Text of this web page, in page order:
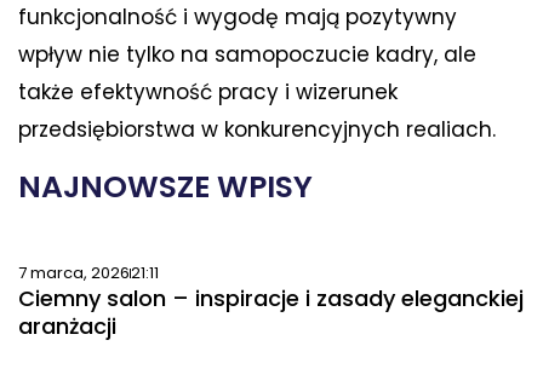
funkcjonalność i wygodę mają pozytywny
wpływ nie tylko na samopoczucie kadry, ale
także efektywność pracy i wizerunek
przedsiębiorstwa w konkurencyjnych realiach.
NAJNOWSZE WPISY
7 marca, 202621:11
Ciemny salon – inspiracje i zasady eleganckiej
aranżacji